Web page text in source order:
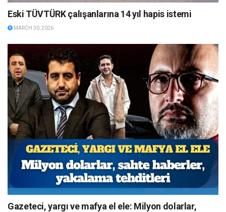
Eski TÜVTÜRK çalışanlarına 14 yıl hapis istemi
MARCH 30, 2026
Gazeteci, yargı ve mafya el ele: Milyon dolarlar,